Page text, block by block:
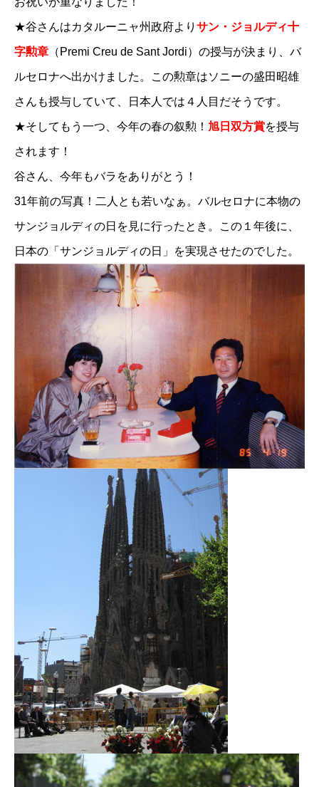
★谷さんはカタルーニャ州政府より サン・ジョルディ十
字勲章 （Premi Creu de Sant Jordi）の授与が決まり、バ
ルセロナへ出かけました。この勲章はソニーの盛田昭雄
さんも授与していて、日本人では４人目だそうです。
★そしてもう一つ、今年の春の叙勲！ 旭日双方賞を授与
されます！
谷さん、今年もバラをありがとう！
31年前の写真！二人とも若いなぁ。バルセロナに本物の
サンジョルディの日を見に行ったとき。この１年後に、
日本の「サンジョルディの日」を実現させたのでした。